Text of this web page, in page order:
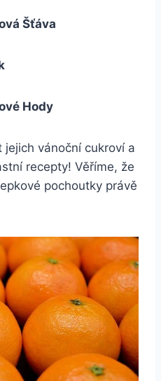
Šťáva
Hody
vánoční cukroví a
recepty! Věříme, že
pochoutky právě